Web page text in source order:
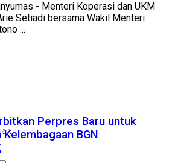
- Menteri Koperasi dan UKM
Setiadi bersama Wakil Menteri
...
Perpres Baru untuk
BGN